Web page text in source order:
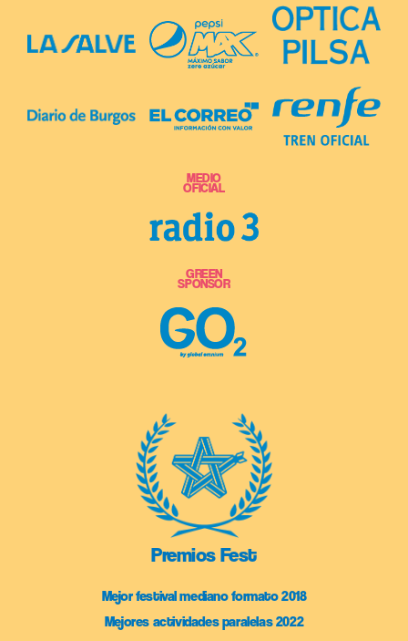
MEDIO
OFICIAL
GREEN
SPONSOR
Premios Fest
Mejor festival mediano formato 2018
Mejores actividades paralelas 2022